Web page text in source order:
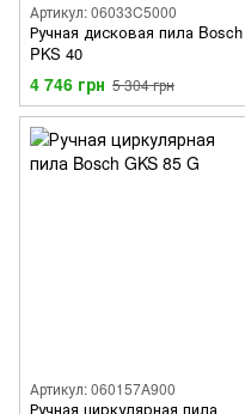
Артикул: 06033C5000
Ручная дисковая пила Bosch
PKS 40
4 746 грн 5 304 грн
Артикул: 060157A900
Ручная циркулярная пила